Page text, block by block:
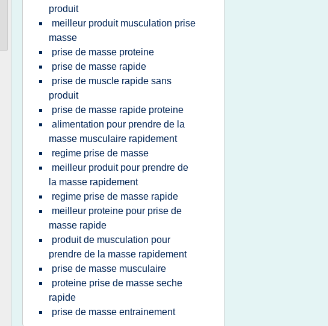
produit
meilleur produit musculation prise
masse
prise de masse proteine
prise de masse rapide
prise de muscle rapide sans
produit
prise de masse rapide proteine
alimentation pour prendre de la
masse musculaire rapidement
regime prise de masse
meilleur produit pour prendre de
la masse rapidement
regime prise de masse rapide
meilleur proteine pour prise de
masse rapide
produit de musculation pour
prendre de la masse rapidement
prise de masse musculaire
proteine prise de masse seche
rapide
prise de masse entrainement